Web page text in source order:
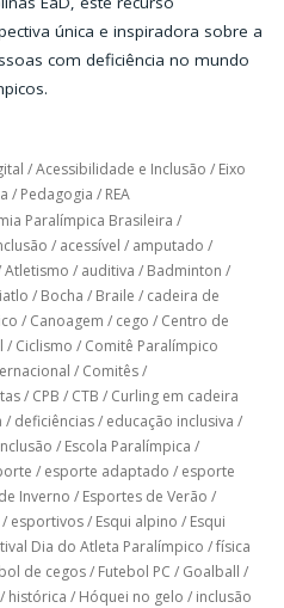
única e inspiradora sobre a
com deficiência no mundo
/Acessibilidade e Inclusão / Eixo
/ Pedagogia / REA
Paralímpica Brasileira /
/ acessível / amputado /
Atletismo / auditiva / Badminton /
/ Bocha / Braile / cadeira de
/ Canoagem / cego / Centro de
/ Ciclismo / Comitê Paralímpico
/ Comitês/
/ CPB / CTB / Curling em cadeira
/ deficiências/ educação inclusiva /
/ Escola Paralímpica /
/ esporte adaptado / esporte
Inverno / Esportes de Verão /
/ esportivos/ Esqui alpino / Esqui
Dia do Atleta Paralímpico /física
de cegos/ Futebol PC / Goalball /
/ histórica / Hóquei no gelo / inclusão